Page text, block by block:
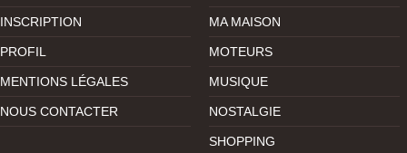
INSCRIPTION
PROFIL
MENTIONS LÉGALES
NOUS CONTACTER
MA MAISON
MOTEURS
MUSIQUE
NOSTALGIE
SHOPPING